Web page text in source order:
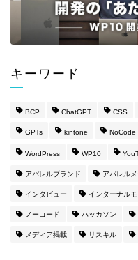
キーワード
BCP ChatGPT CSS
GPTs kintone NoCode
WordPress WP10
アパレルブランド アパレル
インタビュー インターナル
ノーコード ハッカソン
メディア掲載 リスキル